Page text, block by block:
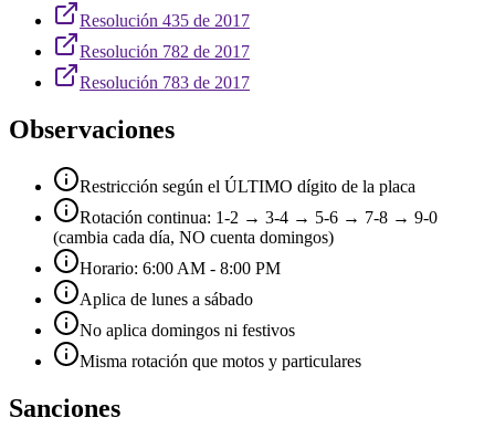
Resolución 435 de 2017
Resolución 782 de 2017
Resolución 783 de 2017
Observaciones
Restricción según el ÚLTIMO dígito de la placa
Rotación continua: 1-2 → 3-4 → 5-6 → 7-8 → 9-0
(cambia cada día, NO cuenta domingos)
Horario: 6:00 AM - 8:00 PM
Aplica de lunes a sábado
No aplica domingos ni festivos
Misma rotación que motos y particulares
Sanciones